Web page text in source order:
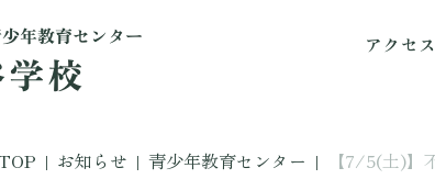
アクセス
| お知らせ | 青少年教育センター | 【7/5(土)】